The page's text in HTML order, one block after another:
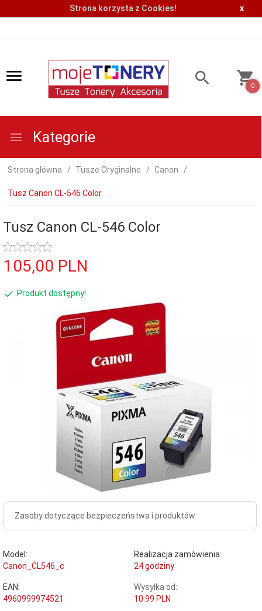
Strona korzysta z Cookies! x
0
Kategorie
Strona główna Tusze Oryginalne Canon
Tusz Canon CL-546 Color
Tusz Canon CL-546 Color
105,00 PLN
Produkt dostępny!
Zasoby dotyczące bezpieczeństwa i produktów
Model:
Canon_CL546_c
Realizacja zamówienia:
24 godziny
EAN:
4960999974521
Wysyłka od:
10.99 PLN